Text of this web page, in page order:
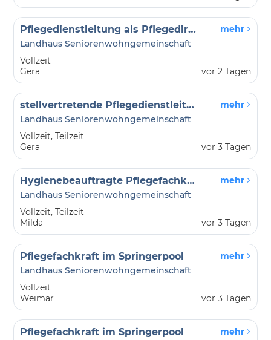
Pflegedienstleitung als Pflegedirektion
Landhaus Seniorenwohngemeinschaft
Vollzeit
Gera
mehr
vor 2 Tagen
stellvertretende Pflegedienstleitung
Landhaus Seniorenwohngemeinschaft
Vollzeit, Teilzeit
Gera
mehr
vor 3 Tagen
Hygienebeauftragte Pflegefachkraft
Landhaus Seniorenwohngemeinschaft
Vollzeit, Teilzeit
Milda
mehr
vor 3 Tagen
Pflegefachkraft im Springerpool
Landhaus Seniorenwohngemeinschaft
Vollzeit
Weimar
mehr
vor 3 Tagen
Pflegefachkraft im Springerpool mehr